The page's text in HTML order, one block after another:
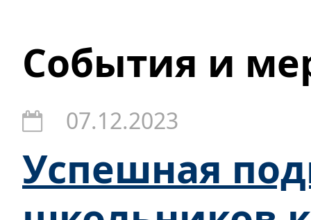
События и
07.12.2023
Успешная